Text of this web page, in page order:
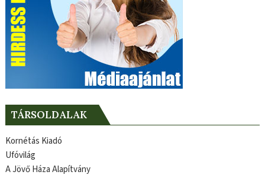
TÁRSOLDALAK
Kornétás Kiadó
Ufóvilág
A Jövő Háza Alapítvány